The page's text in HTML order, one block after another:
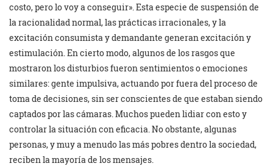
costo, pero lo voy a conseguir». Esta especie de suspensión de
la racionalidad normal, las prácticas irracionales, y la
excitación consumista y demandante generan excitación y
estimulación. En cierto modo, algunos de los rasgos que
mostraron los disturbios fueron sentimientos o emociones
similares: gente impulsiva, actuando por fuera del proceso de
toma de decisiones, sin ser conscientes de que estaban siendo
captados por las cámaras. Muchos pueden lidiar con esto y
controlar la situación con eficacia. No obstante, algunas
personas, y muy a menudo las más pobres dentro la sociedad,
reciben la mayoría de los mensajes.